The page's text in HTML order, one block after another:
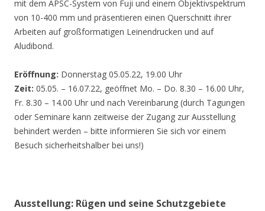
mit dem APSC-System von Fuji und einem Objektivspektrum
von 10-400 mm und präsentieren einen Querschnitt ihrer
Arbeiten auf großformatigen Leinendrucken und auf
Aludibond.
Eröffnung: Donnerstag 05.05.22, 19.00 Uhr
Zeit: 05.05. – 16.07.22, geöffnet Mo. – Do. 8.30 – 16.00 Uhr,
Fr. 8.30 – 14.00 Uhr und nach Vereinbarung (durch Tagungen
oder Seminare kann zeitweise der Zugang zur Ausstellung
behindert werden – bitte informieren Sie sich vor einem
Besuch sicherheitshalber bei uns!)
Ausstellung: Rügen und seine Schutzgebiete